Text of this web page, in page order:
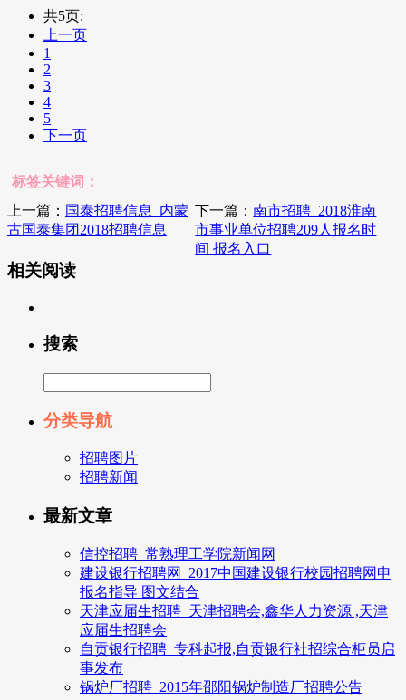
共5页:
上一页
1
2
3
4
5
下一页
标签关键词：
上一篇： 国泰招聘信息_内蒙
古国泰集团2018招聘信息
下一篇：南市招聘_2018淮南
市事业单位招聘209人报名时
间 报名入口
相关阅读
搜索
分类导航
招聘图片
招聘新闻
最新文章
信控招聘_常熟理工学院新闻网
建设银行招聘网_2017中国建设银行校园招聘网申
报名指导 图文结合
天津应届生招聘_天津招聘会,鑫华人力资源 ,天津
应届生招聘会
自贡银行招聘_专科起报,自贡银行社招综合柜员启
事发布
锅炉厂招聘_2015年邵阳锅炉制造厂招聘公告